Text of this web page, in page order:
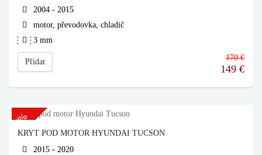
2004 - 2015
motor, převodovka, chladič
3 mm
Přídat 170 €
149 €
-3%
KRYT POD MOTOR HYUNDAI TUCSON
2015 - 2020